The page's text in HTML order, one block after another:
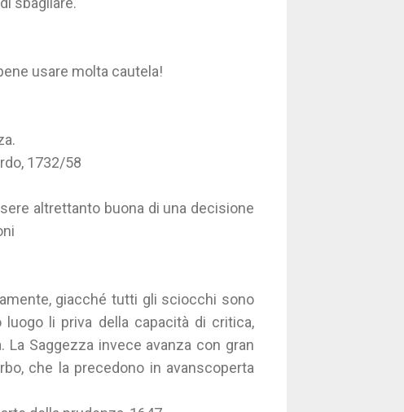
usare molta cautela!
1732/58
altrettanto buona di una decisione
giacché tutti gli sciocchi sono
li priva della capacità di critica,
Saggezza invece avanza con gran
che la precedono in avanscoperta